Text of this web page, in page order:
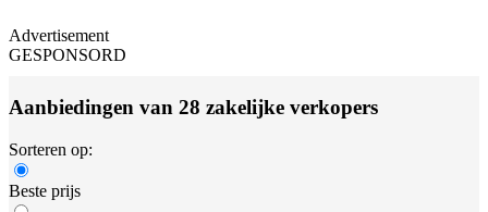
Advertisement
GESPONSORD
Aanbiedingen van 28 zakelijke verkopers
Sorteren op:
Beste prijs